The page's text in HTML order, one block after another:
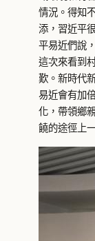
情況。得知
添，習近平
平易近們說
這次來看到
歎。新時代
易近會有加
化，帶領鄉
饒的途徑上